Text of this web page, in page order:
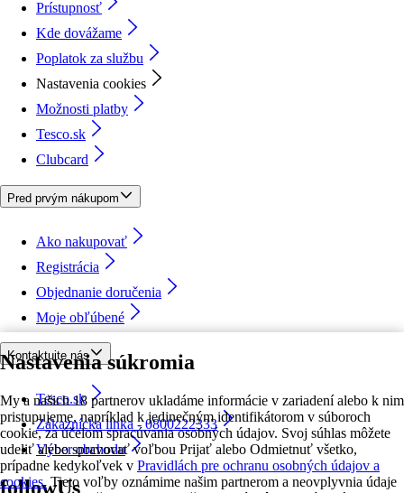
Nastavenia súkromia
My a našich 18 partnerov ukladáme informácie v zariadení alebo k nim
pristupujeme, napríklad k jedinečným identifikátorom v súboroch
cookie, za účelom spracúvania osobných údajov. Svoj súhlas môžete
udeliť alebo spravovať voľbou Prijať alebo Odmietnuť všetko,
prípadne kedykoľvek v Pravidlách pre ochranu osobných údajov a
cookies. Tieto voľby oznámime našim partnerom a neovplyvnia údaje
Prístupnosť
Kde dovážame
Poplatok za službu
Nastavenia cookies
Možnosti platby
Tesco.sk
Clubcard
Pred prvým nákupom
Ako nakupovať
Registrácia
Objednanie doručenia
Moje obľúbené
Kontaktujte nás
Tesco.sk
Zákaznícka linka - 0800222333
Výber obchodu
followUs